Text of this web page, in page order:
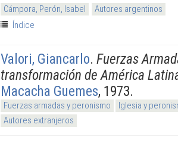
Cámpora, Perón, Isabel
Autores argentinos
Índice
Valori, Giancarlo. Fuerzas
transformación de América
Macacha Guemes, 1973.
Fuerzas armadas y peronismo
Iglesia y
Autores extranjeros